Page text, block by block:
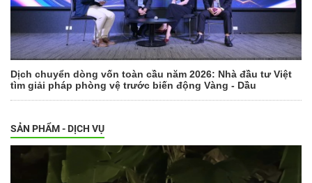
Dịch chuyển dòng vốn toàn cầu năm 2026: Nhà đầu tư Việt
tìm giải pháp phòng vệ trước biến động Vàng - Dầu
SẢN PHẨM - DỊCH VỤ